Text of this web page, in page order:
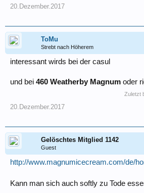
20.Dezember.2017
ToMu
Strebt nach Höherem
interessant wirds bei der casul
und bei 460 Weatherby Magnum oder
Zuletzt
20.Dezember.2017
Gelöschtes Mitglied 1142
Guest
http://www.magnumicecream.com/de/
Kann man sich auch softly zu Tode